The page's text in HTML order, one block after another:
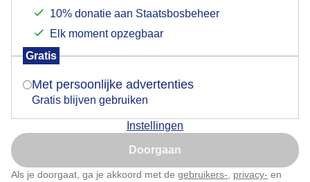
10% donatie aan Staatsbosbeheer
Elk moment opzegbaar
Gratis
Met persoonlijke advertenties
Gratis blijven gebruiken
Instellingen
Doorgaan
Als je doorgaat, ga je akkoord met de gebruikers- privacy- en
weerfoto
verschijnt er zo een pop-up uit je browser waarin
Is goed, toon de popup
Nu niet, misschien later
Klik hierom dit aan te passen